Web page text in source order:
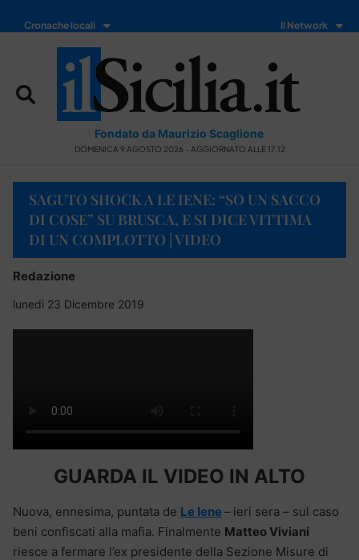
Cronache locali Il Network
Fondato da Maurizio Scaglione
DOMENICA 9 AGOSTO 2026 - AGGIORNATO ALLE 17:12
SAGUTO SHOCK A LE IENE: “SO UN SACCO
DI COSE” SU BRUSCA, E SI DICE VITTIMA
DI UN COMPLOTTO | VIDEO
Redazione
lunedì 23 Dicembre 2019
GUARDA IL VIDEO IN ALTO
Nuova, ennesima, puntata de Le Iene– ieri sera – sul caso
beni confiscati alla mafia. Finalmente Matteo Viviani
riesce a fermare l’ex presidente della Sezione Misure di